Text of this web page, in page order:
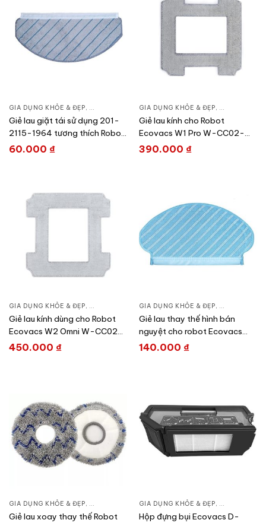
GIA DỤNG KHỎE & ĐẸP, CHĂM SÓC NHÀ CỬA, HÚT BỤI – ROBOT HÚT BỤI
Giẻ lau giặt tái sử dụng 201-
2115-1964 tương thích Robot
T10/T10 PLUS
60.000 ₫
GIA DỤNG KHỎE & ĐẸP, CHĂM SÓC
Giẻ lau kính cho Robot
Ecovacs W1 Pro W-CC02-
0005
390.000 ₫
GIA DỤNG KHỎE & ĐẸP, CHĂM SÓC NHÀ CỬA, HÚT BỤI – ROBOT HÚT BỤI
Giẻ lau kính dùng cho Robot
Ecovacs W2 Omni W-CC02-
0009
450.000 ₫
GIA DỤNG KHỎE & ĐẸP,
Giẻ lau thay thế hình bán
nguyệt cho robot Ecovacs
201-2102-24V8
140.000 ₫
GIA DỤNG KHỎE & ĐẸP, CHĂM SÓC NHÀ CỬA, HÚT BỤI – ROBOT HÚT BỤI
Giẻ lau xoay thay thế Robot
GIA DỤNG KHỎE & ĐẸP, CHĂM SÓC
Hộp đựng bụi Ecovacs D-